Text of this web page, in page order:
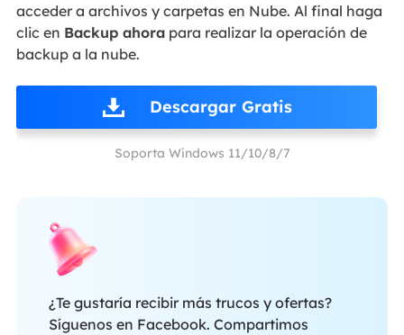
acceder a archivos y carpetas en Nube. Al final haga
clic en Backup ahorapara realizar la operación de
backup a la nube.
Descargar Gratis
Soporta Windows 11/10/8/7
¿Te gustaría recibir más trucos y ofertas?
Síguenos en Facebook. Compartimos